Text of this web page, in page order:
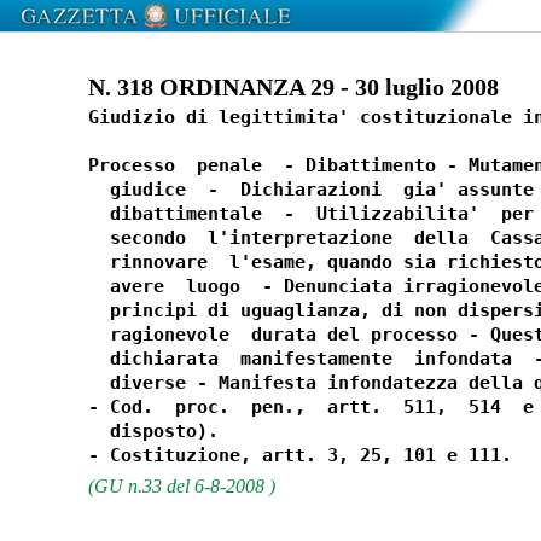
N. 318 ORDINANZA 29 - 30 luglio 2008
Giudizio di legittimita' costituzionale
Processo  penale  - Dibattimento -
giudice  -  Dichiarazioni  gia'
dibattimentale  -  Utilizzabilita'
secondo  l'interpretazione  della
rinnovare  l'esame, quando sia
avere  luogo  - Denunciata
principi di uguaglianza, di non
ragionevole  durata del processo -
dichiarata  manifestamente  infondata
diverse - Manifesta infondatezza della
- Cod.  proc.  pen.,  artt.  511,  514  e
  disposto).
(GU n.33 del 6-8-2008 )